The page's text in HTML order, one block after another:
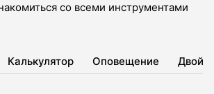
со всеми инструментами
Калькулятор Оповещение